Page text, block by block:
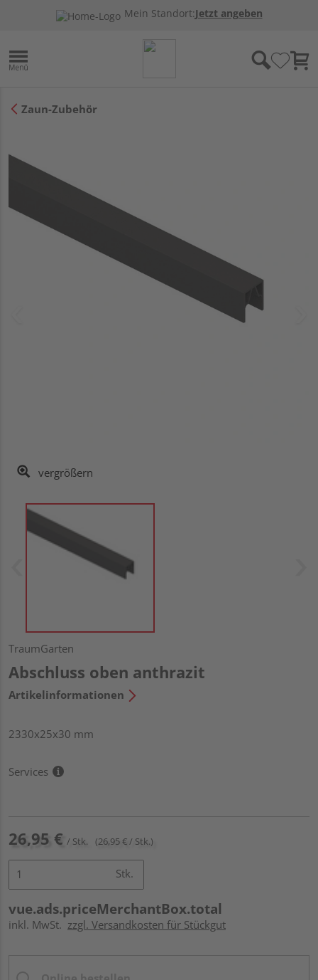
Mein Standort:Jetzt angeben
Zaun-Zubehör
vergrößern
TraumGarten
Abschluss oben anthrazit
Artikelinformationen
2330x25x30 mm
Services
26,95 € / Stk. (26,95 € / Stk.)
Stk.
vue.ads.priceMerchantBox.total
inkl. MwSt. zzgl. Versandkosten für Stückgut